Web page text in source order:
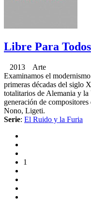
Libre Para Todos
2013 Arte
Examinamos el
primeras décadas del siglo
totalitarios de Alemania y
generación de
Nono, Ligeti.
Serie: El Ruido y la Furia
1